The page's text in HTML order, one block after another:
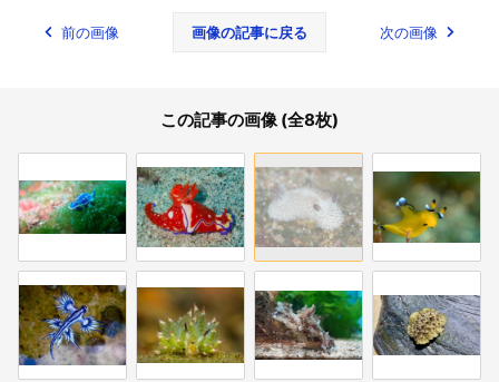
前の画像 画像の記事に戻る 次の画像
この記事の画像 (全8枚)